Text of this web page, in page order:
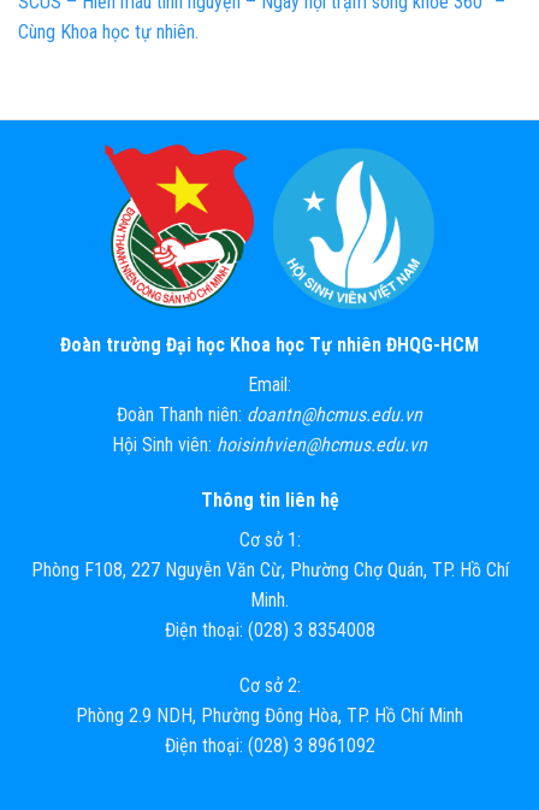
Cùng Khoa học tự nhiên.
Đoàn trường Đại học Khoa học Tự nhiên ĐHQG-HCM
Email:
Đoàn Thanh niên: doantn@hcmus.edu.vn
Hội Sinh viên: hoisinhvien@hcmus.edu.vn
Thông tin liên hệ
Cơ sở 1:
Phòng F108, 227 Nguyễn Văn Cừ, Phường Chợ Quán, TP. Hồ Chí
Minh.
Điện thoại: (028) 3 8354008
Cơ sở 2:
Phòng 2.9 NDH, Phường Đông Hòa, TP. Hồ Chí Minh
Điện thoại: (028) 3 8961092